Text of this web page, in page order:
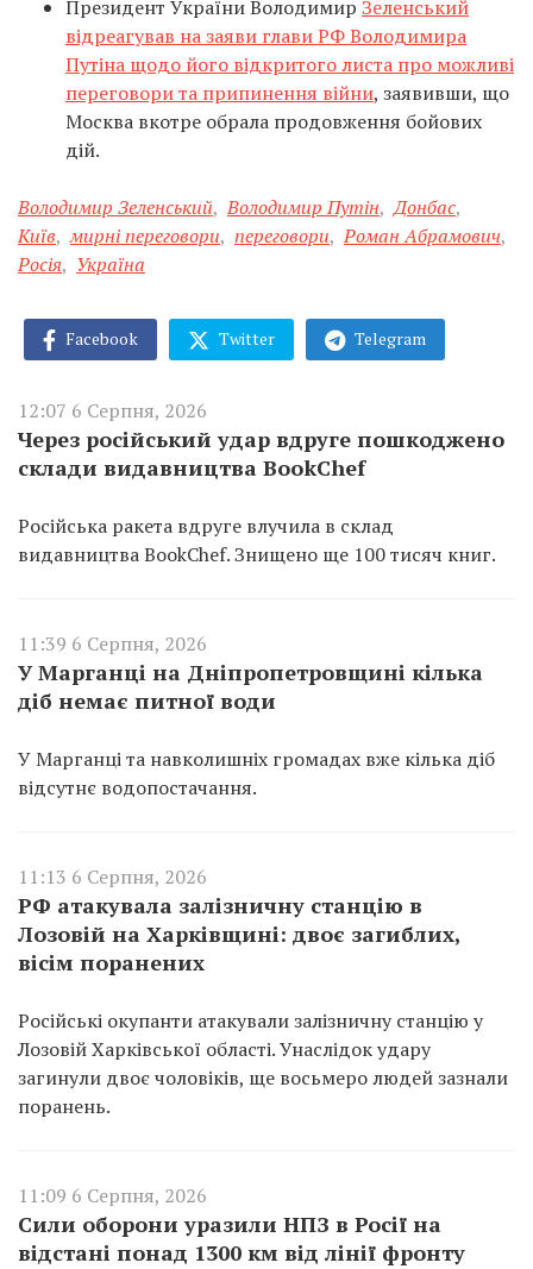
Президент України Володимир Зеленський
відреагував на заяви глави РФ Володимира
Путіна щодо його відкритого листа про можливі
переговори та припинення війни, заявивши, що
Москва вкотре обрала продовження бойових
дій.
Володимир Зеленський, Володимир Путін, Донбас,
Київ, мирні переговори, переговори, Роман Абрамович,
Росія, Україна
Facebook Twitter Telegram
12:07 6 Серпня, 2026
Через російський удар вдруге пошкоджено
склади видавництва BookChef
Російська ракета вдруге влучила в склад
видавництва BookChef. Знищено ще 100 тисяч книг.
11:39 6 Серпня, 2026
У Марганці на Дніпропетровщині кілька
діб немає питної води
У Марганці та навколишніх громадах вже кілька діб
відсутнє водопостачання.
11:13 6 Серпня, 2026
РФ атакувала залізничну станцію в
Лозовій на Харківщині: двоє загиблих,
вісім поранених
Російські окупанти атакували залізничну станцію у
Лозовій Харківської області. Унаслідок удару
загинули двоє чоловіків, ще восьмеро людей зазнали
поранень.
11:09 6 Серпня, 2026
Сили оборони уразили НПЗ в Росії на
відстані понад 1300 км від лінії фронту